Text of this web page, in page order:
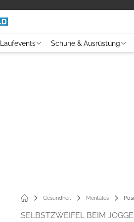
Laufevents Schuhe & Ausrüstung
Gesundheit Mentales
SELBSTZWEIFEL BEIM